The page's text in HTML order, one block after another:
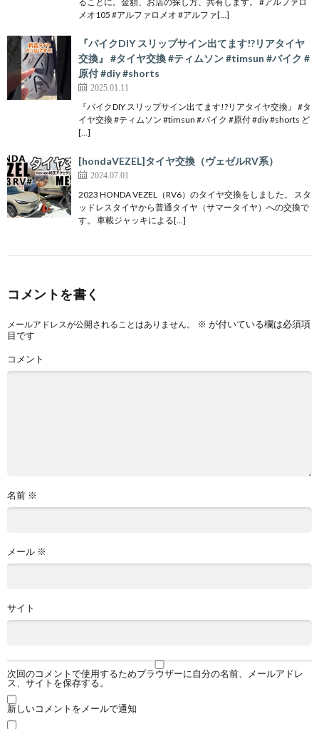
メオ105 #アルファロメオ #アルファ[…]
『バイクDIY スリップサイン出てます!?リアタイヤ
交換』 #タイヤ交換 #ティムソン #timsun #バイク #
原付 #diy #shorts
2025.01.11
『バイクDIY スリップサイン出てます!?リアタイヤ交換』 #タ
イヤ交換 #ティムソン #timsun #バイク #原付 #diy #shorts ど
[…]
[hondaVEZEL]タイヤ交換（ヴェゼルRV系）
2024.07.01
2023 HONDA VEZEL（RV6）のタイヤ交換をしました。 スタ
ッドレスタイヤから普通タイヤ（サマータイヤ）への交換で
す。 車載ジャッキによる[…]
コメントを書く
メールアドレスが公開されることはありません。 ※ が付いている欄は必須項
目です
コメント
名前 ※
メール ※
サイト
次回のコメントで使用するためブラウザーに自分の名前、メールアドレ
ス、サイトを保存する。
新しいコメントをメールで通知